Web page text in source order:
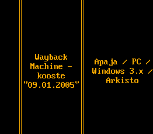
Wayback
Machine -
kooste
"09.01.2005"
Apaja / PC /
Windows 3.x /
Arkisto